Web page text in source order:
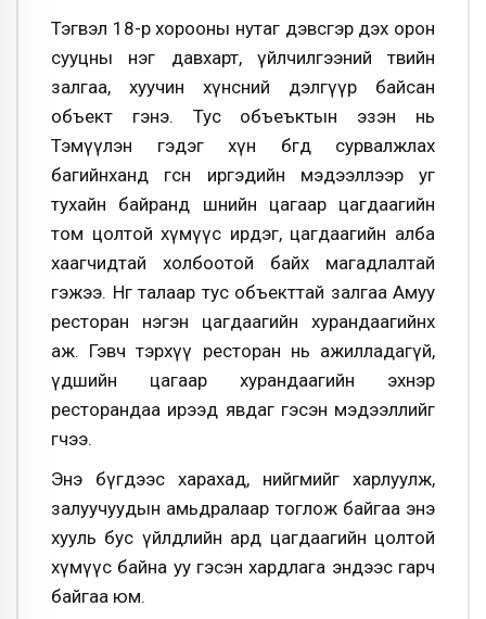
Тэгвэл 18-р хорооны нутаг дэвсгэр дэх орон
сууцны нэг давхарт, үйлчилгээний төвийн
залгаа, хуучин хүнсний дэлгүүр байсан
объект гэнэ. Тус объеъктын эзэн нь
Тэмүүлэн гэдэг хүн бөгөөд сурвалжлах
багийнханд өгсөн иргэдийн мэдээллээр уг
тухайн байранд шөнийн цагаар цагдаагийн
том цолтой хүмүүс ирдэг, цагдаагийн алба
хаагчидтай холбоотой байх магадлалтай
гэжээ. Нөгөө талаар тус объекттай залгаа Амуу
ресторан нэгэн цагдаагийн хурандаагийнх
аж. Гэвч тэрхүү ресторан нь ажилладагүй,
үдшийн цагаар хурандаагийн эхнэр
ресторандаа ирээд явдаг гэсэн мэдээллийг
өгчээ.
Энэ бүгдээс харахад, нийгмийг харлуулж,
залуучуудын амьдралаар тоглож байгаа энэ
хууль бус үйлдлийн ард цагдаагийн цолтой
хүмүүс байна уу гэсэн хардлага эндээс гарч
байгаа юм.